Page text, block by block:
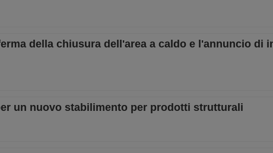
della chiusura dell'area a caldo e l'annuncio di
un nuovo stabilimento per prodotti strutturali